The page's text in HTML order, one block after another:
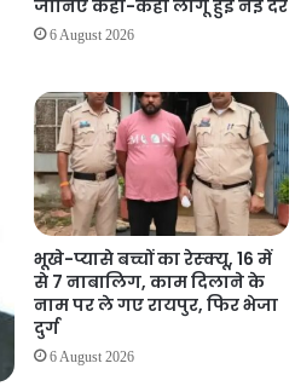
जानिए कहां-कहां लागू हुईं नई दरें
6 August 2026
भूखे-प्यासे बच्चों का रेस्क्यू, 16 में
से 7 नाबालिग, काम दिलाने के
नाम पर ले गए रायपुर, फिर भेजा
दुर्ग
6 August 2026